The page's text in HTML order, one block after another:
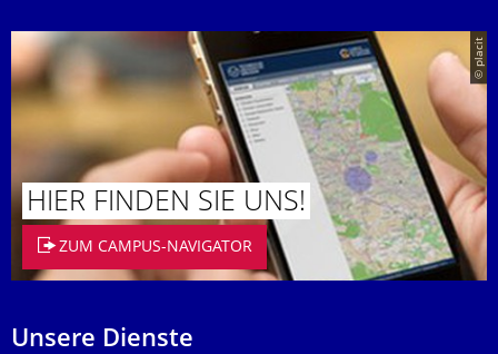
© placit
HIER FINDEN SIE UNS!
ZUM CAMPUS-NAVIGATOR
Unsere Dienste